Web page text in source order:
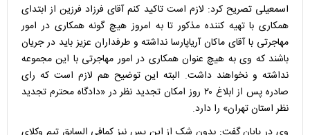
اسمعیلی تصریح کرد: لازم است تاکید کنم آقای فرزاد فرزین از ابتدای
همکاری با تهیه کننده مذکور تا به امروز هیچ گونه همکاری در امور
مهاجرتی با آقای ماکان آریاپارسا نداشته و طرفداران عزیز باید در جریان
باشند که وی به هیچ عنوان همکاری در امور مهاجرتی با این مجموعه
نداشته و نخواهند داشت. البته این توضیح هم لازم است که رای
صادره پس از ابلاغ ۲۰ روز امکان تجدید نظر در «دادگاه محترم تجدید
نظر استان تهران» را دارد.